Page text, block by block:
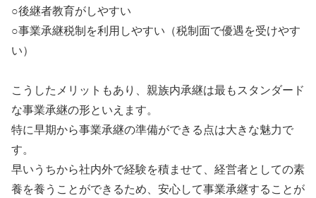
○後継者教育がしやすい
○事業承継税制を利用しやすい（税制面で優遇を受けやす
い）
こうしたメリットもあり、親族内承継は最もスタンダード
な事業承継の形といえます。
特に早期から事業承継の準備ができる点は大きな魅力で
す。
早いうちから社内外で経験を積ませて、経営者としての素
養を養うことができるため、安心して事業承継することが